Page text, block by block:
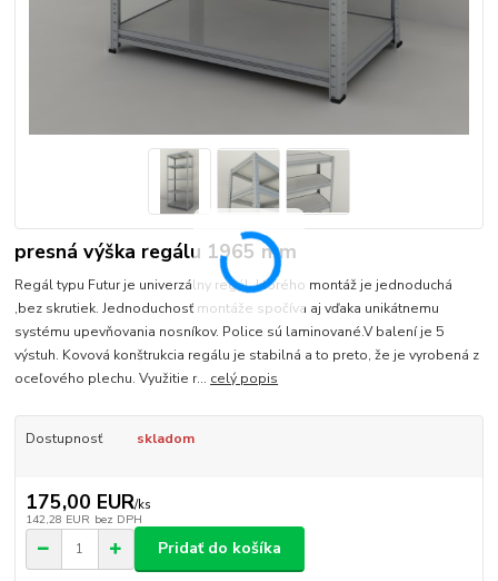
presná výška regálu 1965 mm
Regál typu Futur je univerzálny regál, ktorého montáž je jednoduchá
,bez skrutiek. Jednoduchosť montáže spočíva aj vďaka unikátnemu
systému upevňovania nosníkov. Police sú laminované.V balení je 5
výstuh. Kovová konštrukcia regálu je stabilná a to preto, že je vyrobená z
oceľového plechu. Využitie r... celý popis
Dostupnosť skladom
175,00 EUR/ks
142,28 EUR bez DPH
Pridať do košíka